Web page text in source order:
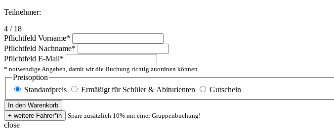
Teilnehmer:
4 / 18
Pflichtfeld Vorname*
Pflichtfeld Nachname*
Pflichtfeld E-Mail*
* notwendige Angaben, damit wir die Buchung richtig zuordnen können
Preisoption
Standardpreis
Ermäßigt für Schüler & Abiturienten Gutschein
Spare zusätzlich 10% mit einer Gruppenbuchung!
close